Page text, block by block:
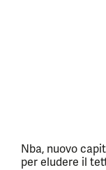
Nba, nuovo
per eludere il